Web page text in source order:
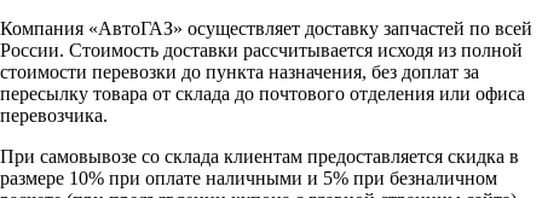
Компания «АвтоГАЗ» осуществляет доставку запчастей по всей
России. Стоимость доставки рассчитывается исходя из полной
стоимости перевозки до пункта назначения, без доплат за
пересылку товара от склада до почтового отделения или офиса
перевозчика.
При самовывозе со склада клиентам предоставляется скидка в
размере 10% при оплате наличными и 5% при безналичном